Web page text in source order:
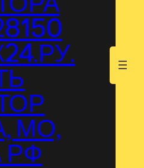
МО,
РФ